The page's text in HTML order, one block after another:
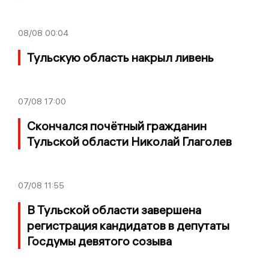
08/08 00:04
Тульскую область накрыл ливень
07/08 17:00
Скончался почётный гражданин
Тульской области Николай Глаголев
07/08 11:55
В Тульской области завершена
регистрация кандидатов в депутаты
Госдумы девятого созыва